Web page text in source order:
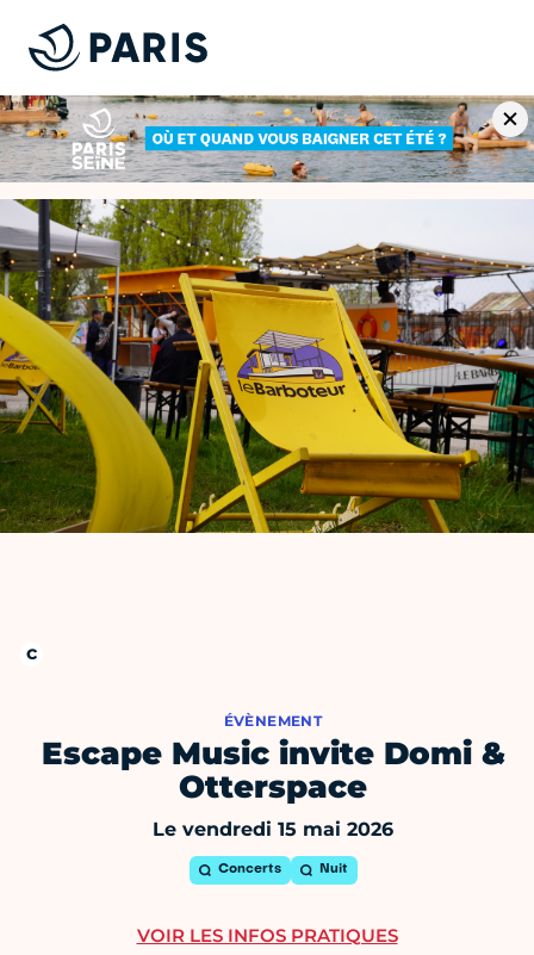
ÉVÈNEMENT
Escape Music invite Domi &
Otterspace
Le vendredi 15 mai 2026
Concerts Nuit
VOIR LES INFOS PRATIQUES